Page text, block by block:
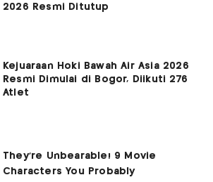
2026 Resmi Ditutup
Kejuaraan Hoki Bawah Air Asia 2026
Resmi Dimulai di Bogor, Diikuti 276
Atlet